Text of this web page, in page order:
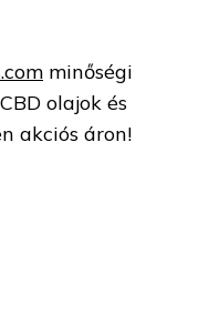
minőségi
olajok és
akciós áron!